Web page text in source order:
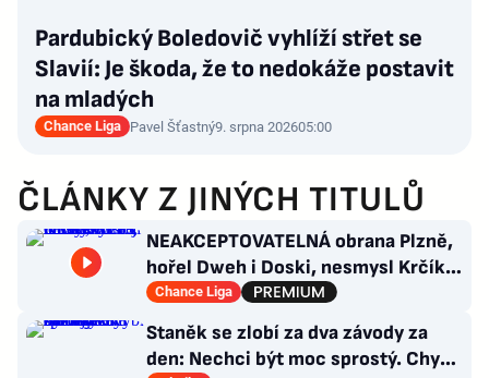
Pardubický Boledovič vyhlíží střet se
Slavií: Je škoda, že to nedokáže postavit
na mladých
Chance Liga Pavel Šťastný9. srpna 202605:00
ČLÁNKY Z JINÝCH TITULŮ
NEAKCEPTOVATELNÁ obrana Plzně,
hořel Dweh i Doski, nesmysl Krčíka.
Ustojí to Hyský?
Chance Liga
Staněk se zlobí za dva závody za
den: Nechci být moc sprostý. Chybí